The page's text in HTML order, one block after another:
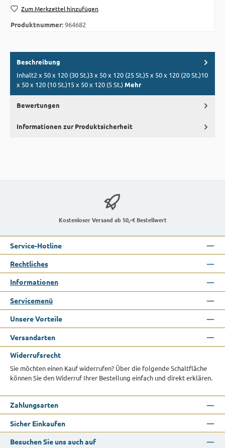
Zum Merkzettel hinzufügen
Produktnummer:964682
Beschreibung
Inhalt2 x 50 x 120 (30 St.)3 x 50 x 120 (25 St.)5 x 50 x 120 (20 St.)10
x 50 x 120 (10 St.)15 x 50 x 120 (5 St.)Mehr
Bewertungen
Informationen zur Produktsicherheit
Kostenloser Versand ab 50,-€ Bestellwert
Service-Hotline
Rechtliches
Informationen
Servicemenü
Unsere Vorteile
Versandarten
Widerrufsrecht
Sie möchten einen Kauf widerrufen? Über die folgende Schaltfläche
können Sie den Widerruf Ihrer Bestellung einfach und direkt erklären.
Zahlungsarten
Sicher Einkaufen
Besuchen Sie uns auch auf